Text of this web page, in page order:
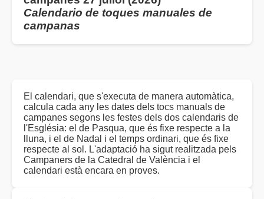
Calendario de toques manuales de
campanas
El calendari, que s'executa de manera automàtica,
calcula cada any les dates dels tocs manuals de
campanes segons les festes dels dos calendaris de
l'Església: el de Pasqua, que és fixe respecte a la
lluna, i el de Nadal i el temps ordinari, que és fixe
respecte al sol. L'adaptació ha sigut realitzada pels
Campaners de la Catedral de València i el
calendari està encara en proves.